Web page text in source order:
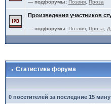
— подфорумы: Поэзия, Проза
Произведения участников
— подфорумы: Поэзия, Проза
Статистика форума
0 посетителей за последние 15